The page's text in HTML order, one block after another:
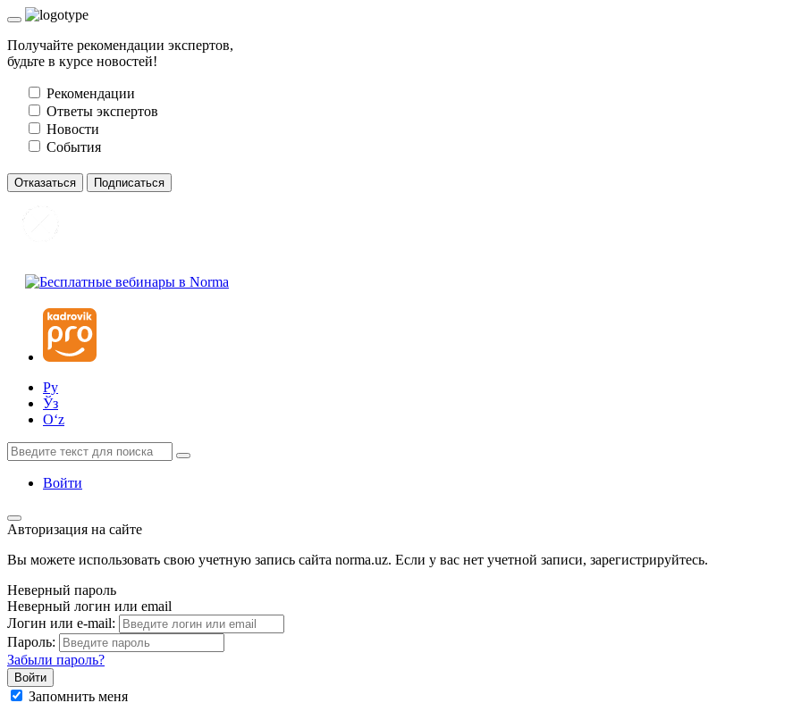
Получайте рекомендации экспертов,
будьте в курсе новостей!
Рекомендации
Ответы экспертов
Новости
События
Отказаться Подписаться
Ру
Ўз
Oʻz
Войти
Авторизация на сайте
Вы можете использовать свою учетную запись сайта norma.uz. Если у вас нет учетной записи, зарегистрируйтесь.
Неверный пароль
Неверный логин или email
Логин или e-mail:
Пароль:
Забыли пароль?
Запомнить меня